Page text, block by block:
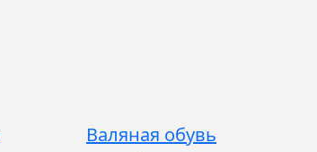
Валяная обувь